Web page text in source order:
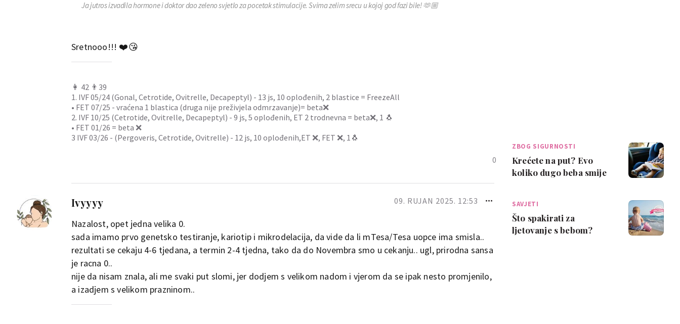
Ja jutros izvadila hormone i doktor dao zeleno svjetlo za pocetak stimulacije. Svima zelim srecu u kojoj god fazi bile! 🫶🏼
Sretnooo!!! ❤️😘
0
👩 42 👨39
1. IVF 05/24 (Gonal, Cetrotide, Ovitrelle, Decapeptyl) - 13 js, 10 oplođenih, 2 blastice = FreezeAll
• FET 07/25 - vraćena 1 blastica (druga nije preživjela odmrzavanje)= beta❌
2. IVF 10/25 (Cetrotide, Ovitrelle, Decapeptyl) - 9 js, 5 oplođenih, ET 2 trodnevna = beta❌, 1 🐧
• FET 01/26 = beta ❌
3 IVF 03/26 - (Pergoveris, Cetrotide, Ovitrelle) - 12 js, 10 oplođenih,ET ❌, FET ❌, 1🐧
Ivyyyy 09. RUJAN 2025. 12:53
Nazalost, opet jedna velika 0.
sada imamo prvo genetsko testiranje, kariotip i mikrodelacija, da vide da li mTesa/Tesa uopce ima smisla..
rezultati se cekaju 4-6 tjedana, a termin 2-4 tjedna, tako da do Novembra smo u cekanju.. ugl, prirodna sansa
je racna 0..
nije da nisam znala, ali me svaki put slomi, jer dodjem s velikom nadom i vjerom da se ipak nesto promjenilo,
a izadjem s velikom prazninom..
ZBOG SIGURNOSTI
Krećete na put? Evo
koliko dugo beba smije
SAVJETI
Što spakirati za
ljetovanje s bebom?